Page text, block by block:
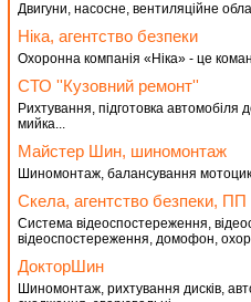
Двигуни, насосне, вентиляційне
Ніка, агентство безпеки
Охоронна компанія «Ніка» - це
СТО ''Кузовний ремонт''
Рихтування, підготовка
мийка...
Майстер Шин, шиномонтаж
Шиномонтаж, балансування
Скела, агентство безпеки, ПП
Система відеоспостереження,
відеоспостереження, домофон,
ДокторШин
Шиномонтаж, рихтування дисків,